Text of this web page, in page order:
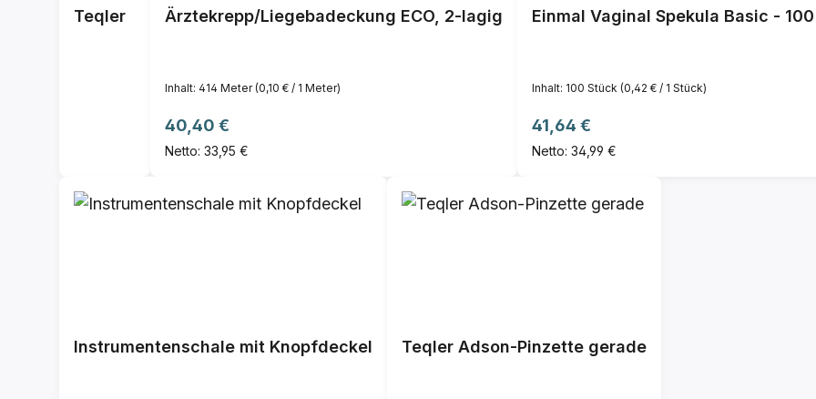
Teqler Ärztekrepp/Liegebadeckung ECO, 2-lagig
Inhalt: 414 Meter(0,10 € / 1 Meter)
Regulärer Preis:
40,40 €
Netto: 33,95 €
Einmal Vaginal Spekula Basic -
Inhalt: 100 Stück (0,42 € / 1 Stück)
Regulärer Preis:
41,64 €
Netto: 34,99 €
Instrumentenschale mit Knopfdeckel Teqler Adson-Pinzette gerade